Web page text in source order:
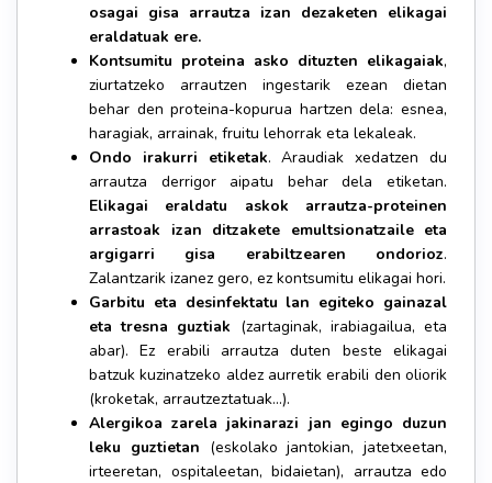
osagai gisa arrautza izan dezaketen elikagai
eraldatuak ere.
Kontsumitu proteina asko dituzten elikagaiak,
ziurtatzeko arrautzen ingestarik ezean dietan
behar den proteina-kopurua hartzen dela: esnea,
haragiak, arrainak, fruitu lehorrak eta lekaleak.
Ondo irakurri etiketak. Araudiak xedatzen du
arrautza derrigor aipatu behar dela etiketan.
Elikagai eraldatu askok arrautza-proteinen
arrastoak izan ditzakete emultsionatzaile eta
argigarri gisa erabiltzearen ondorioz.
Zalantzarik izanez gero, ez kontsumitu elikagai hori.
Garbitu eta desinfektatu lan egiteko gainazal
eta tresna guztiak (zartaginak, irabiagailua, eta
abar). Ez erabili arrautza duten beste elikagai
batzuk kuzinatzeko aldez aurretik erabili den oliorik
(kroketak, arrautzeztatuak…).
Alergikoa zarela jakinarazi jan egingo duzun
leku guztietan (eskolako jantokian, jatetxeetan,
irteeretan, ospitaleetan, bidaietan), arrautza edo